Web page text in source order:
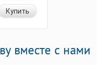
Купить
вместе с нами